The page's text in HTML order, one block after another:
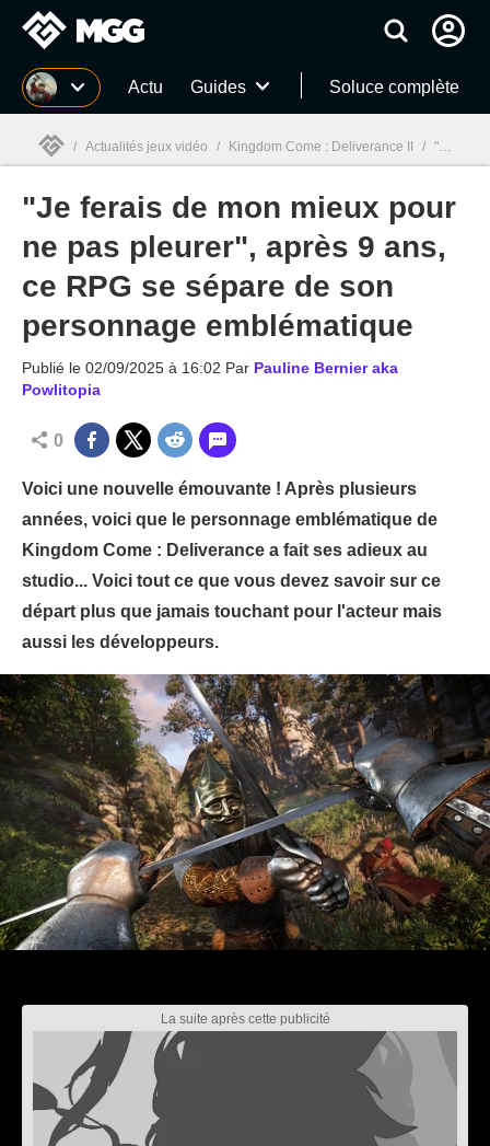
MGG Actu Guides Soluce complète
MGG
/ Actualités jeux vidéo / Kingdom Come : Deliverance II / "Je ferais de mon mieux pour ne pas pleurer", après 9 ans, ce RPG se sépare de son personnage emblématique
"Je ferais de mon mieux pour
ne pas pleurer", après 9 ans,
ce RPG se sépare de son
personnage emblématique
Publié le 02/09/2025 à 16:02 Par Pauline Bernier aka
Powlitopia
0
Voici une nouvelle émouvante ! Après plusieurs
années, voici que le personnage emblématique de
Kingdom Come : Deliverance a fait ses adieux au
studio... Voici tout ce que vous devez savoir sur ce
départ plus que jamais touchant pour l'acteur mais
aussi les développeurs.